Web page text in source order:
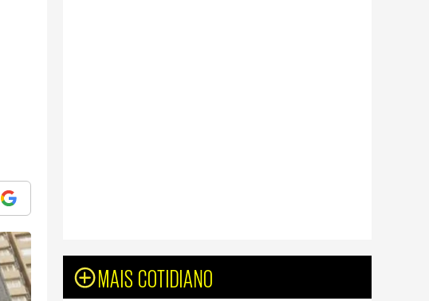
MAIS COTIDIANO